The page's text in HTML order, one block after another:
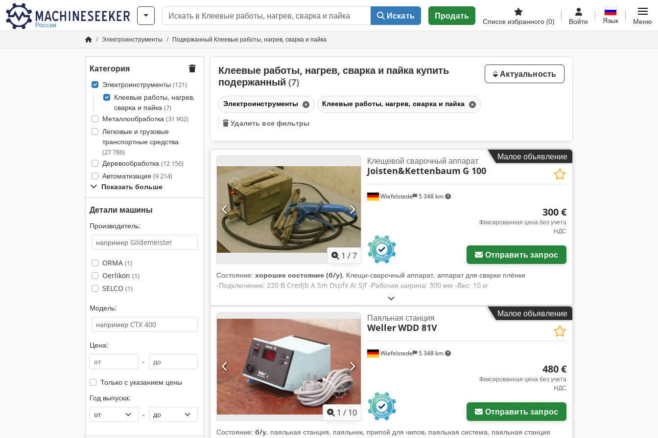
Россия
Искать Продать
Список избранного (0) Войти Язык Меню
Электроинструменты Подержанный Клеевые работы, нагрев, сварка и пайка
Категория
Электроинструменты (121)
Клеевые работы, нагрев,
сварка и пайка (7)
Металлообработка (31 902)
Легковые и грузовые
транспортные средства
(27 786)
Деревообработка (12 156)
Автоматизация (9 214)
Показать больше
Детали машины
Производитель:
ORMA (1)
Oerlikon (1)
SELCO (1)
Модель:
Цена:
-
Только с указанием цены
Год выпуска:
-
Клеевые работы, нагрев, сварка и пайка купить
подержанный (7)
Актуальность
Электроинструменты Клеевые работы, нагрев, сварка и пайка
Удалить все фильтры
Малое объявление
1 /7
Wiefelstede 5 348 km
Клещевой сварочный аппарат
Joisten&Kettenbaum G 100
300 €
Фиксированная цена без учета
НДС
Отправить запрос
Состояние: хорошее состояние (б/у), Клещи-сварочный аппарат, аппарат для сварки плёнки
-Подключение: 220 В Credjb A Sm Dspfx Ai Sjf -Рабочая ширина: 300 мм -Вес: 10 кг
Малое объявление
1 / 10
Wiefelstede 5 348 km
Паяльная станция
WellerWDD 81V
480 €
Фиксированная цена без учета
НДС
Отправить запрос
Состояние: б/у, паяльная станция, паяльник, припой для чипов, паяльная система, паяльная станция